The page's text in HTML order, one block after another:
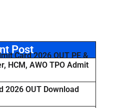
Post
Card 2026 OUT PE &
HCM, AWO TPO Admit
2026 OUT Download